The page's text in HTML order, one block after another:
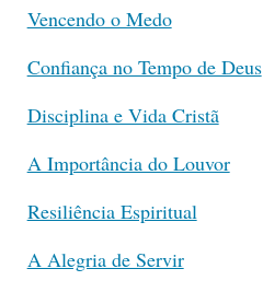
Vencendo o Medo
Confiança no Tempo de Deus
Disciplina e Vida Cristã
A Importância do Louvor
Resiliência Espiritual
A Alegria de Servir